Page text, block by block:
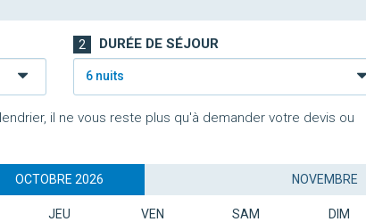
2 DURÉE DE SÉJOUR
6 nuits
il ne vous reste plus qu'à demander votre devis ou
OCTOBRE 2026 NOVEMBRE
JEU VEN SAM DIM